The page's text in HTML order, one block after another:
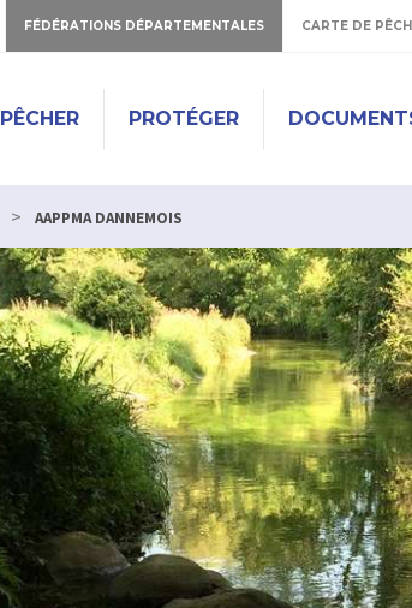
FÉDÉRATIONS DÉPARTEMENTALES CARTE DE
PÊCHER PROTÉGER
> AAPPMA DANNEMOIS